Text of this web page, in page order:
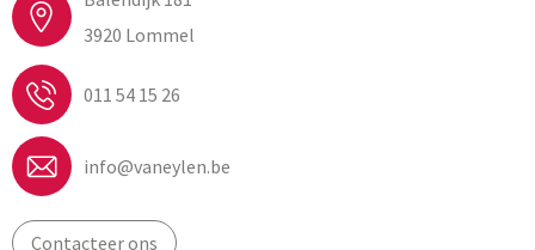
3920 Lommel
011 54 15 26
info@vaneylen.be
Contacteer ons